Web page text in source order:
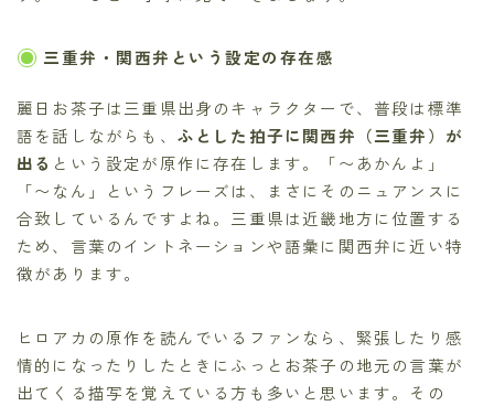
三重弁・関西弁という設定の存在感
麗日お茶子は三重県出身のキャラクターで、普段は標準
語を話しながらも、 ふとした拍子に関西弁（三重弁）が
出る という設定が原作に存在します。「〜あかんよ」
「〜なん」というフレーズは、まさにそのニュアンスに
合致しているんですよね。三重県は近畿地方に位置する
ため、言葉のイントネーションや語彙に関西弁に近い特
徴があります。
ヒロアカの原作を読んでいるファンなら、緊張したり感
情的になったりしたときにふっとお茶子の地元の言葉が
出てくる描写を覚えている方も多いと思います。その